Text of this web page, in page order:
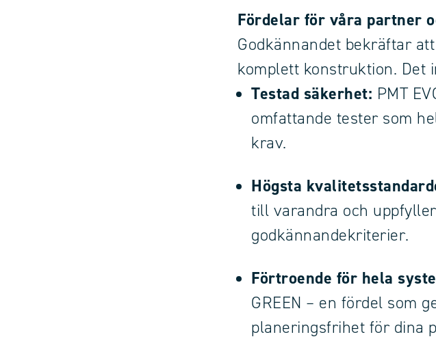
Fördelar för våra partner
Godkännandet bekräftar
komplett konstruktion. Det
Testad säkerhet: PMT
omfattande tester som
krav.
Högsta
till varandra och
godkännandekriterier.
Förtroende för hela
GREEN – en fördel som
planeringsfrihet för dina